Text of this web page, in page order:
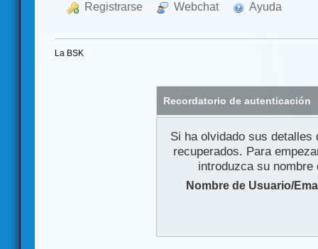
Registrarse Webchat Ayuda
La BSK
Recordatorio de autenticación
Si ha olvidado sus
recuperados. Para
introduzca su
Nombre de Usuario/